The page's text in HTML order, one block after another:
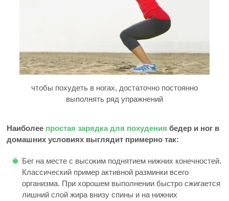
чтобы похудеть в ногах, достаточно постоянно
выполнять ряд упражнений
Наиболее простая зарядка для похудения бедер и ног в
домашних условиях выглядит примерно так:
Бег на месте с высоким поднятием нижних конечностей.
Классический пример активной разминки всего
организма. При хорошем выполнении быстро сжигается
лишний слой жира внизу спины и на нижних